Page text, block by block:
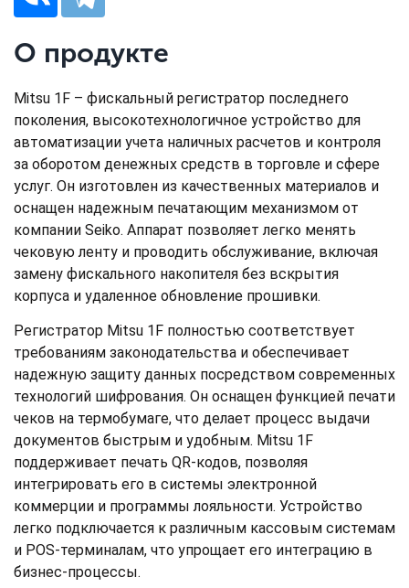
О продукте
Mitsu 1F – фискальный регистратор последнего
поколения, высокотехнологичное устройство для
автоматизации учета наличных расчетов и контроля
за оборотом денежных средств в торговле и сфере
услуг. Он изготовлен из качественных материалов и
оснащен надежным печатающим механизмом от
компании Seiko. Аппарат позволяет легко менять
чековую ленту и проводить обслуживание, включая
замену фискального накопителя без вскрытия
корпуса и удаленное обновление прошивки.
Регистратор Mitsu 1F полностью соответствует
требованиям законодательства и обеспечивает
надежную защиту данных посредством современных
технологий шифрования. Он оснащен функцией печати
чеков на термобумаге, что делает процесс выдачи
документов быстрым и удобным. Mitsu 1F
поддерживает печать QR-кодов, позволяя
интегрировать его в системы электронной
коммерции и программы лояльности. Устройство
легко подключается к различным кассовым системам
и POS-терминалам, что упрощает его интеграцию в
бизнес-процессы.